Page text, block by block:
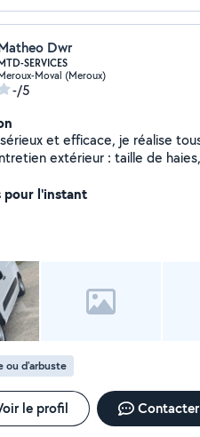
Dwr
SERVICES
Moval (Meroux)
-/5
et efficace, je réalise
extérieur : taille de
rapide et devis gratuit.
pour l'instant
ou d'arbuste
le profil Contacter